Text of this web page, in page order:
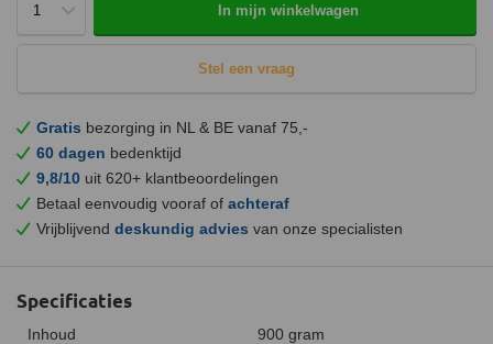
In mijn winkelwagen
Stel een vraag
Gratis bezorging in NL & BE vanaf 75,-
60 dagen bedenktijd
9,8/10 uit 620+ klantbeoordelingen
Betaal eenvoudig vooraf of achteraf
Vrijblijvend deskundig advies van onze specialisten
Specificaties
Inhoud 900 gram